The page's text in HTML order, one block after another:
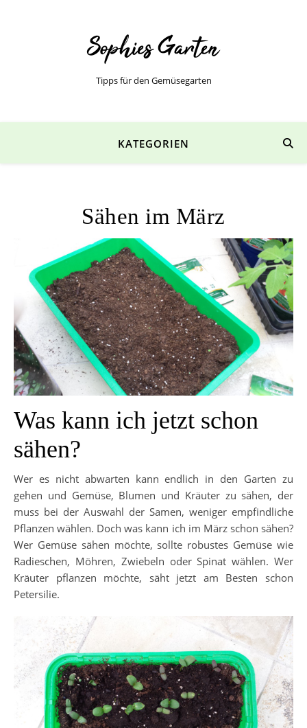
Tipps für den Gemüsegarten
KATEGORIEN
Sähen im März
Was kann ich jetzt schon
sähen?
Wer es nicht abwarten kann endlich in den Garten zu
gehen und Gemüse, Blumen und Kräuter zu sähen, der
muss bei der Auswahl der Samen, weniger empfindliche
Pflanzen wählen. Doch was kann ich im März schon sähen?
Wer Gemüse sähen möchte, sollte robustes Gemüse wie
Radieschen, Möhren, Zwiebeln oder Spinat wählen. Wer
Kräuter pflanzen möchte, säht jetzt am Besten schon
Petersilie.